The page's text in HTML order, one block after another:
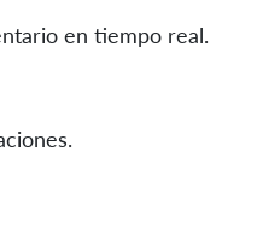
en tiempo real.